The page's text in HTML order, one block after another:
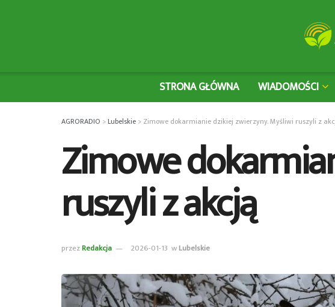
STRONA GŁÓWNA WIADOMOŚCI
AGRORADIO >Lubelskie > Zimowe dokarmianie dzikiej zwierzyny. Myśliwi ruszyli z
Zimowe
ruszyli z akcją
przezRedakcja 2026-01-13 wLubelskie